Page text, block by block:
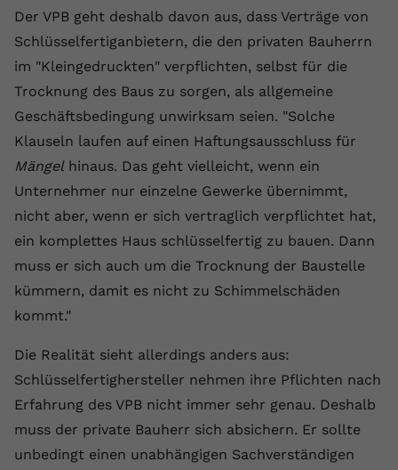
Der VPB geht deshalb davon aus, dass Verträge von
Schlüsselfertiganbietern, die den privaten Bauherrn
im "Kleingedruckten" verpflichten, selbst für die
Trocknung des Baus zu sorgen, als allgemeine
Geschäftsbedingung unwirksam seien. "Solche
Klauseln laufen auf einen Haftungsausschluss für
Mängelhinaus. Das geht vielleicht, wenn ein
Unternehmer nur einzelne Gewerke übernimmt,
nicht aber, wenn er sich vertraglich verpflichtet hat,
ein komplettes Haus schlüsselfertig zu bauen. Dann
muss er sich auch um die Trocknung der Baustelle
kümmern, damit es nicht zu Schimmelschäden
kommt."
Die Realität sieht allerdings anders aus:
Schlüsselfertighersteller nehmen ihre Pflichten nach
Erfahrung des VPB nicht immer sehr genau. Deshalb
muss der private Bauherr sich absichern. Er sollte
unbedingt einen unabhängigen Sachverständigen
Zweck
YouTube setzt diesen Cookie, um die
Videopräferenzen des Nutzers zu
Videos verwendet.